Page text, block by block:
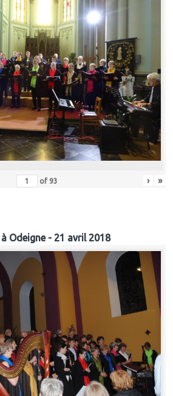
of 93 › »
Odeigne - 21 avril 2018